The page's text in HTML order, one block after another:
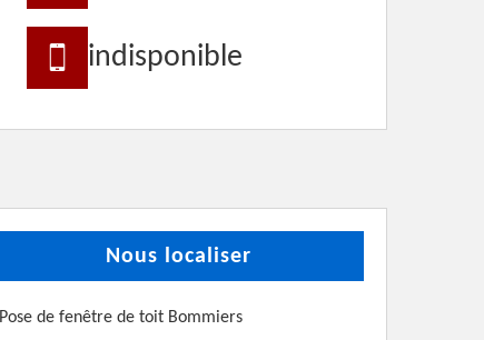
indisponible
Nous localiser
Pose de fenêtre de toit Bommiers